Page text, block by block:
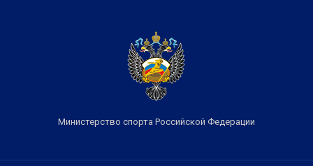
Министерство спорта Российской Федерации